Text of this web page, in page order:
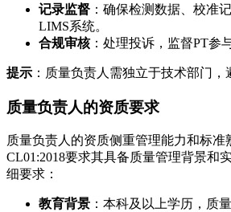
记录监督 ：确保检测数据、校准
LIMS系统。
合规审核：处理投诉，监督PT参与
提示 ：质量负责人需独立于技术部门，
质量负责人的资质要求
质量负责人的资质侧重管理能力和标准
CL01:2018要求其具备质量管理背景和
细要求：
教育背景 ：本科及以上学历，质